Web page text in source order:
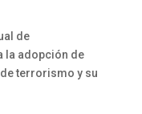
de
la adopción de
terrorismo y su